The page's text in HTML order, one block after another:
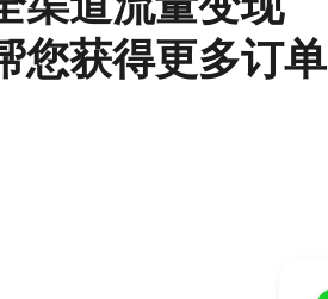
您获得更多订单